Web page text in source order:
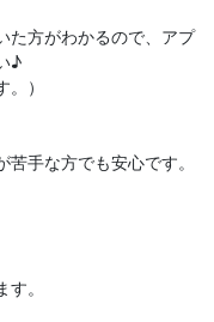
た方がわかるので、アプ
♪
）
手な方でも安心です。
。